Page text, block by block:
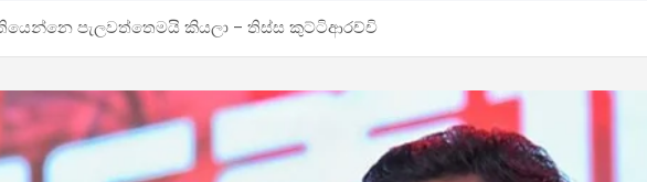
පැලවත්තෙමයි කියලා – තිස්ස කුට්ටිආරච්චි